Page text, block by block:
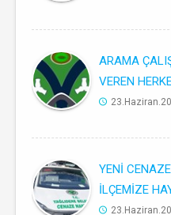
ARAMA
VEREN
YENİ
İLÇEMİZE